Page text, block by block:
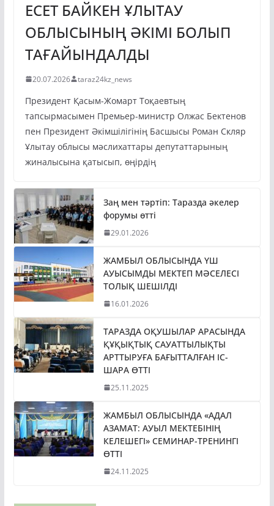
ЕСЕТ БАЙКЕН ҰЛЫТАУ
ОБЛЫСЫНЫҢ ӘКІМІ БОЛЫП
ТАҒАЙЫНДАЛДЫ
20.07.2026 taraz24kz_news
Президент Қасым-Жомарт Тоқаевтың
тапсырмасымен Премьер-министр Олжас Бектенов
пен Президент Әкімшілігінің Басшысы Роман Скляр
Ұлытау облысы мәслихаттары депутаттарының
жиналысына қатысып, өңірдің
Заң мен тәртіп: Таразда әкелер
форумы өтті
29.01.2026
ЖАМБЫЛ ОБЛЫСЫНДА ҮШ
АУЫСЫМДЫ МЕКТЕП МӘСЕЛЕСІ
ТОЛЫҚ ШЕШІЛДІ
16.01.2026
ТАРАЗДА ОҚУШЫЛАР АРАСЫНДА
ҚҰҚЫҚТЫҚ САУАТТЫЛЫҚТЫ
АРТТЫРУҒА БАҒЫТТАЛҒАН ІС-
ШАРА ӨТТІ
25.11.2025
ЖАМБЫЛ ОБЛЫСЫНДА «АДАЛ
АЗАМАТ: АУЫЛ МЕКТЕБІНІҢ
КЕЛЕШЕГІ» СЕМИНАР-ТРЕНИНГІ
ӨТТІ
24.11.2025